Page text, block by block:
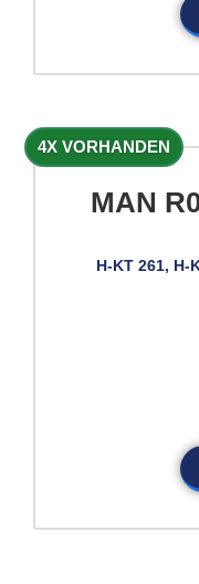
4X VORHANDEN
MAN
H-KT 261, H-